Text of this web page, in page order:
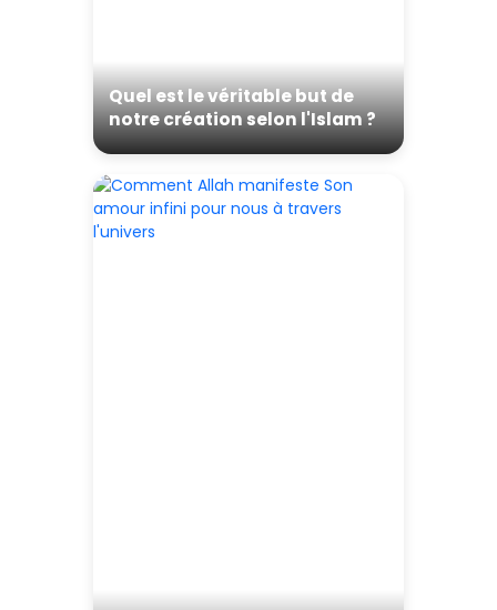
Quel est le véritable but de
notre création selon l'Islam ?